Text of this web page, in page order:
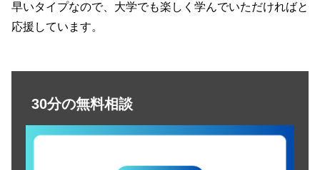
早いタイプなので、大学でも楽しく学んでいただければと
応援しています。
30分の無料相談